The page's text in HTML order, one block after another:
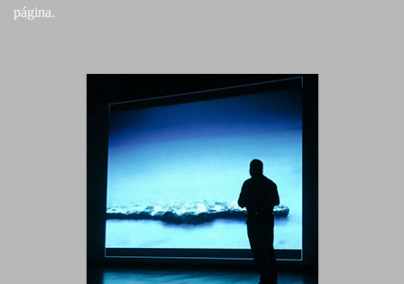
página.